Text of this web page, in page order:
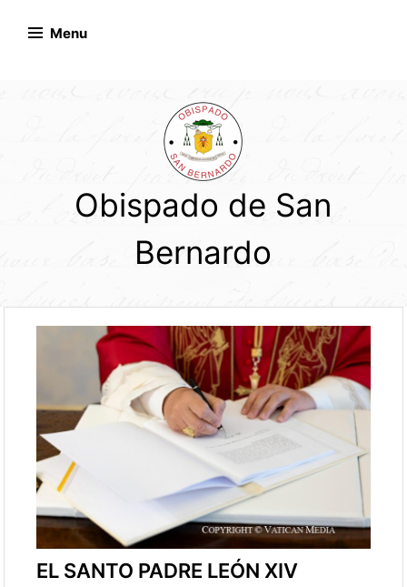
Menu
Obispado de San
Bernardo
EL SANTO PADRE LEÓN XIV